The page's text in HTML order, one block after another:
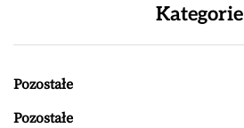
Kategorie
Pozostałe
Pozostałe